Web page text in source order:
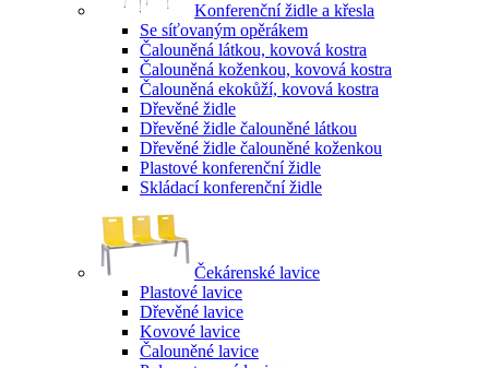
Konferenční židle a křesla
Se síťovaným opěrákem
Čalouněná látkou, kovová kostra
Čalouněná koženkou, kovová kostra
Čalouněná ekokůží, kovová kostra
Dřevěné židle
Dřevěné židle čalouněné látkou
Dřevěné židle čalouněné koženkou
Plastové konferenční židle
Skládací konferenční židle
Čekárenské lavice
Plastové lavice
Dřevěné lavice
Kovové lavice
Čalouněné lavice